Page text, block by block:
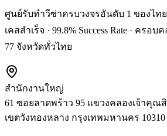
ศูนย์รับทำวีซ่าครบวงจรอันดับ 1 ของไทย
เคสสำเร็จ · 99.8% Success Rate · ครอ
77 จังหวัดทั่วไทย
สำนักงานใหญ่
61 ซอยลาดพร้าว 95 แขวงคลองเจ้าคุณ
เขตวังทองหลาง กรุงเทพมหานคร 10310